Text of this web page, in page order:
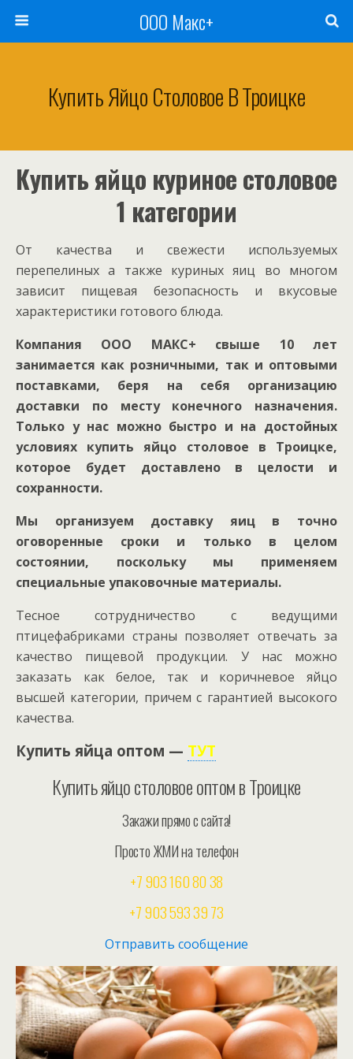
ООО Макс+
Купить Яйцо Столовое В Троицке
Купить яйцо куриное столовое
1 категории
От качества и свежести используемых
перепелиных а также куриных яиц во многом
зависит пищевая безопасность и вкусовые
характеристики готового блюда.
Компания ООО МАКС+ свыше 10 лет
занимается как розничными, так и оптовыми
поставками, беря на себя организацию
доставки по месту конечного назначения.
Только у нас можно быстро и на достойных
условиях купить яйцо столовое в Троицке,
которое будет доставлено в целости и
сохранности.
Мы организуем доставку яиц в точно
оговоренные сроки и только в целом
состоянии, поскольку мы применяем
специальные упаковочные материалы.
Тесное сотрудничество с ведущими
птицефабриками страны позволяет отвечать за
качество пищевой продукции. У нас можно
заказать как белое, так и коричневое яйцо
высшей категории, причем с гарантией высокого
качества.
Купить яйца оптом — ТУТ
Купить яйцо столовое оптом в Троицке
Закажи прямо с сайта!
Просто ЖМИ на телефон
+7 903 160 80 38
+7 903 593 39 73
Отправить сообщение